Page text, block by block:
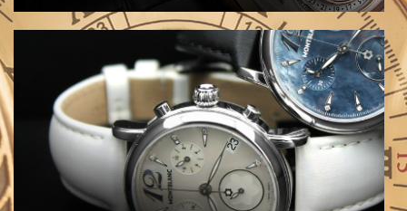
Рыбацкие
Охотничьи
Механические
Кварцевые
Хронографы
Электронные
Спортивные
Карманные
Дайверские Скелетоны